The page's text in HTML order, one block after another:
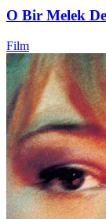
O Bir Melek
Film